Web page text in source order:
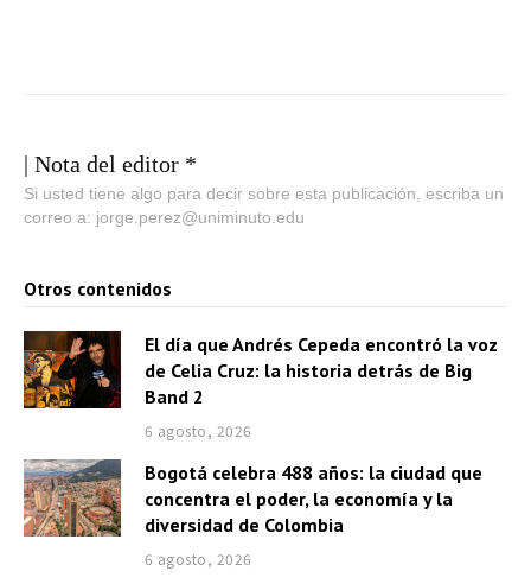
| Nota del editor *
Si usted tiene algo para decir sobre esta publicación, escriba un
correo a: jorge.perez@uniminuto.edu
Otros contenidos
El día que Andrés Cepeda encontró la voz
de Celia Cruz: la historia detrás de Big
Band 2
6 agosto, 2026
Bogotá celebra 488 años: la ciudad que
concentra el poder, la economía y la
diversidad de Colombia
6 agosto, 2026